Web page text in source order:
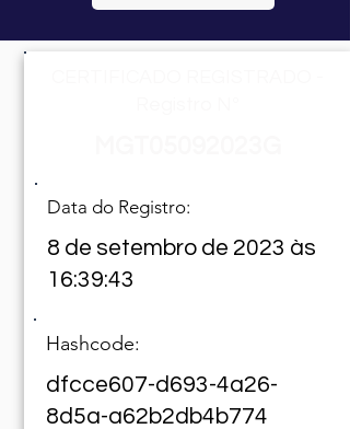
Data do Registro:
8 de setembro de 2023 às
16:39:43
Hashcode:
dfcce607-d693-4a26-
8d5a-a62b2db4b774